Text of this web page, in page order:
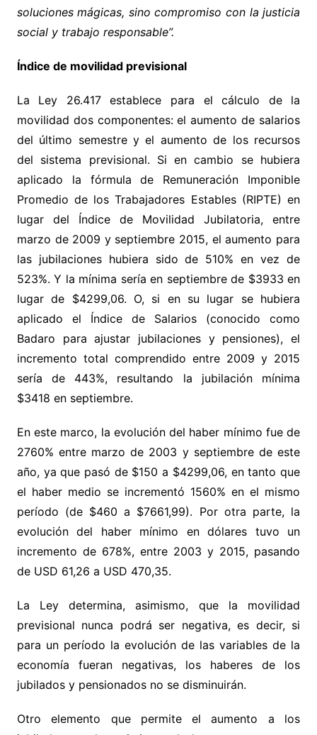
soluciones mágicas, sino compromiso con la justicia
social y trabajo responsable”.
Índice de movilidad previsional
La Ley 26.417 establece para el cálculo de la
movilidad dos componentes: el aumento de salarios
del último semestre y el aumento de los recursos
del sistema previsional. Si en cambio se hubiera
aplicado la fórmula de Remuneración Imponible
Promedio de los Trabajadores Estables (RIPTE) en
lugar del Índice de Movilidad Jubilatoria, entre
marzo de 2009 y septiembre 2015, el aumento para
las jubilaciones hubiera sido de 510% en vez de
523%. Y la mínima sería en septiembre de $3933 en
lugar de $4299,06. O, si en su lugar se hubiera
aplicado el Índice de Salarios (conocido como
Badaro para ajustar jubilaciones y pensiones), el
incremento total comprendido entre 2009 y 2015
sería de 443%, resultando la jubilación mínima
$3418 en septiembre.
En este marco, la evolución del haber mínimo fue de
2760% entre marzo de 2003 y septiembre de este
año, ya que pasó de $150 a $4299,06, en tanto que
el haber medio se incrementó 1560% en el mismo
período (de $460 a $7661,99). Por otra parte, la
evolución del haber mínimo en dólares tuvo un
incremento de 678%, entre 2003 y 2015, pasando
de USD 61,26 a USD 470,35.
La Ley determina, asimismo, que la movilidad
previsional nunca podrá ser negativa, es decir, si
para un período la evolución de las variables de la
economía fueran negativas, los haberes de los
jubilados y pensionados no se disminuirán.
Otro elemento que permite el aumento a los